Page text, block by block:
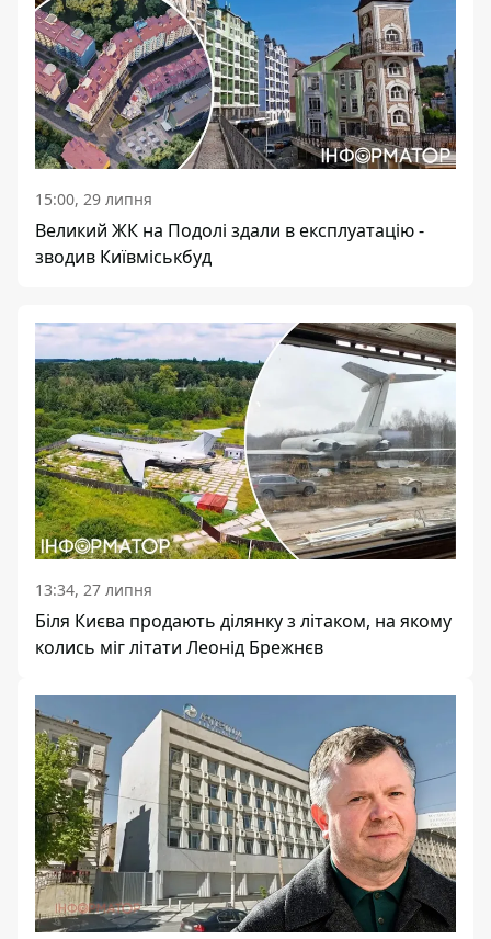
15:00, 29 липня
Великий ЖК на Подолі здали в експлуатацію -
зводив Київміськбуд
13:34, 27 липня
Біля Києва продають ділянку з літаком, на якому
колись міг літати Леонід Брежнєв